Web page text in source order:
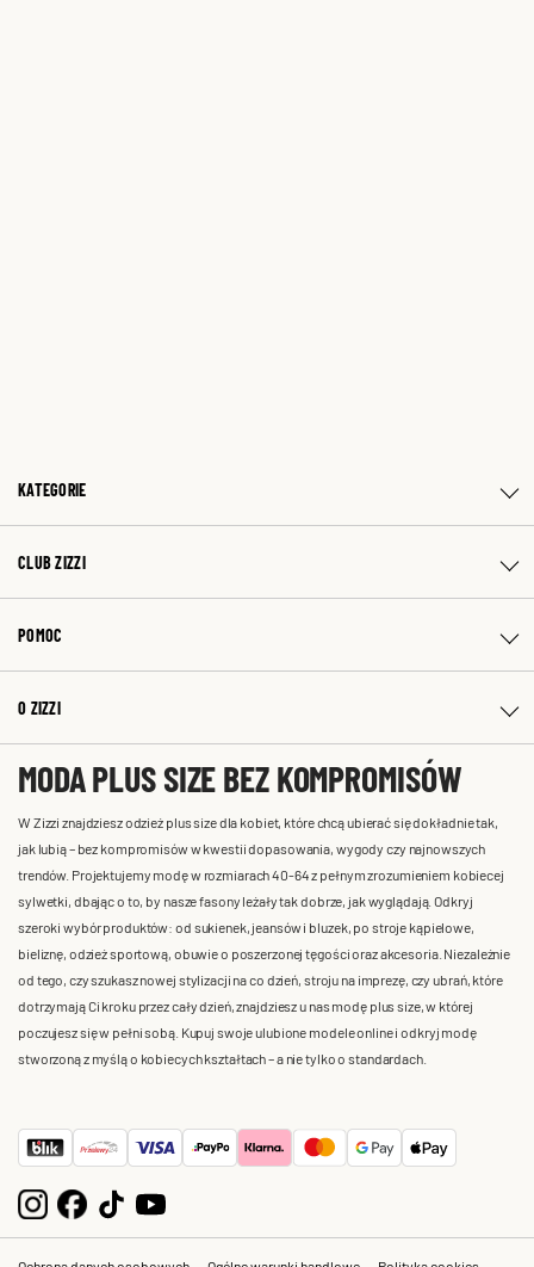
KATEGORIE
CLUB ZIZZI
POMOC
O ZIZZI
MODA PLUS SIZE BEZ KOMPROMISÓW
W Zizzi znajdziesz odzież plus size dla kobiet, które chcą ubierać się dokładnie tak,
jak lubią – bez kompromisów w kwestii dopasowania, wygody czy najnowszych
trendów. Projektujemy modę w rozmiarach 40-64 z pełnym zrozumieniem kobiecej
sylwetki, dbając o to, by nasze fasony leżały tak dobrze, jak wyglądają. Odkryj
szeroki wybór produktów: od sukienek, jeansów i bluzek, po stroje kąpielowe,
bieliznę, odzież sportową, obuwie o poszerzonej tęgości oraz akcesoria. Niezależnie
od tego, czy szukasz nowej stylizacji na co dzień, stroju na imprezę, czy ubrań, które
dotrzymają Ci kroku przez cały dzień, znajdziesz u nas modę plus size, w której
poczujesz się w pełni sobą. Kupuj swoje ulubione modele online i odkryj modę
stworzoną z myślą o kobiecych kształtach – a nie tylko o standardach.